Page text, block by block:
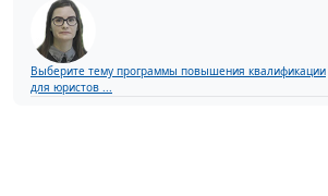
Выберите тему программы повышения квалификации
для юристов ...